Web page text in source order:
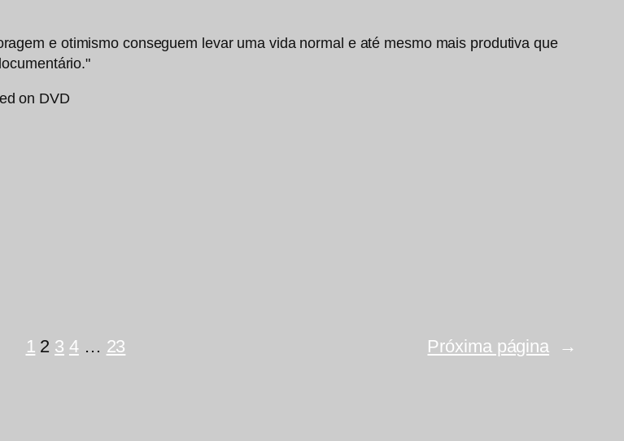
e otimismo conseguem levar uma vida normal e até mesmo mais produtiva que
1 2 3 4 … 23 Próxima página →